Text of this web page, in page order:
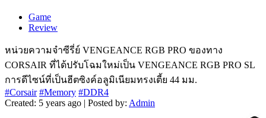
Game
Review
หน่วยความจำซีรี่ย์ VENGEANCE RGB PRO ของทาง
CORSAIR ที่ได้ปรับโฉมใหม่เป็น VENGEANCE RGB PRO SL
การดีไซน์ที่เป็นฮีตซิงค์อลูมิเนียมทรงเตี้ย 44 มม.
#Corsair #Memory #DDR4
Created: 5 years ago | Posted by: Admin